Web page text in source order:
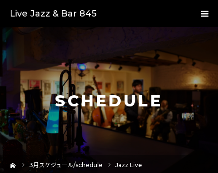
Live Jazz & Bar 845
SCHEDULE
3月スケジュール/schedule Jazz Live